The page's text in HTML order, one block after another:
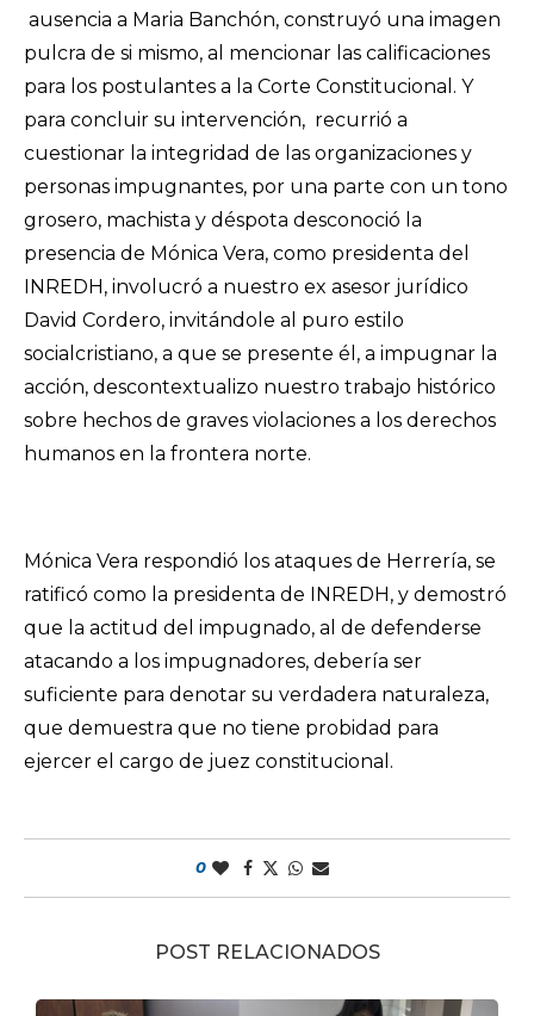
ausencia a Maria Banchón, construyó una imagen
pulcra de si mismo, al mencionar las calificaciones
para los postulantes a la Corte Constitucional. Y
para concluir su intervención, recurrió a
cuestionar la integridad de las organizaciones y
personas impugnantes, por una parte con un tono
grosero, machista y déspota desconoció la
presencia de Mónica Vera, como presidenta del
INREDH, involucró a nuestro ex asesor jurídico
David Cordero, invitándole al puro estilo
socialcristiano, a que se presente él, a impugnar la
acción, descontextualizo nuestro trabajo histórico
sobre hechos de graves violaciones a los derechos
humanos en la frontera norte.
Mónica Vera respondió los ataques de Herrería, se
ratificó como la presidenta de INREDH, y demostró
que la actitud del impugnado, al de defenderse
atacando a los impugnadores, debería ser
suficiente para denotar su verdadera naturaleza,
que demuestra que no tiene probidad para
ejercer el cargo de juez constitucional.
0
POST RELACIONADOS